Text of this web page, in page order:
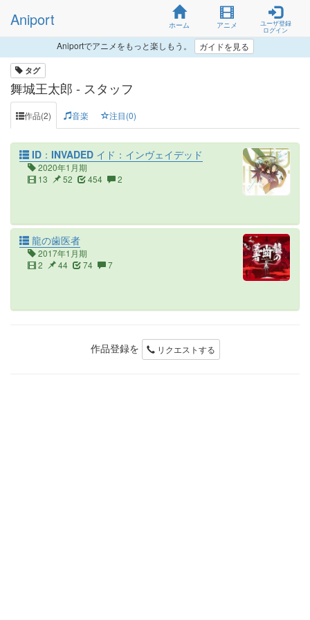
Aniport ホーム アニメ
ユーザ登録
ログイン
Aniportでアニメをもっと楽しもう。 ガイドを見る
タグ
舞城王太郎 - スタッフ
作品(2) 音楽 注目(0)
ID：INVADED イド：インヴェイデッド
2020年1月期
13
52 454 2
龍の歯医者
2017年1月期
2
44 74 7
作品登録を リクエストする